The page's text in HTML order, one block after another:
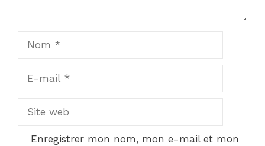
Site
Enregistrer mon nom, mon e-mail et mon